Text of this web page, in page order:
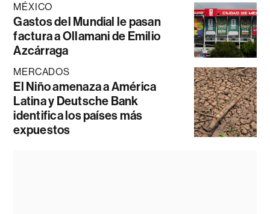
MÉXICO
Gastos del Mundial le pasan
factura a Ollamani de Emilio
Azcárraga
MERCADOS
El Niño amenaza a América
Latina y Deutsche Bank
identifica los países más
expuestos